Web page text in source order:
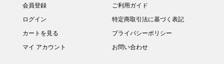
会員登録
ログイン
カートを見る
マイ アカウント
ご利用ガイド
特定商取引法に基づく表記
プライバシーポリシー
お問い合わせ